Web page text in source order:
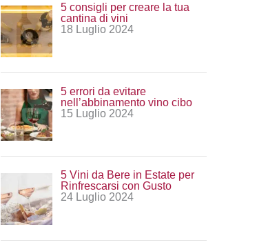
5 consigli per creare la tua
cantina di vini
18 Luglio 2024
5 errori da evitare
nell’abbinamento vino cibo
15 Luglio 2024
5 Vini da Bere in Estate per
Rinfrescarsi con Gusto
24 Luglio 2024